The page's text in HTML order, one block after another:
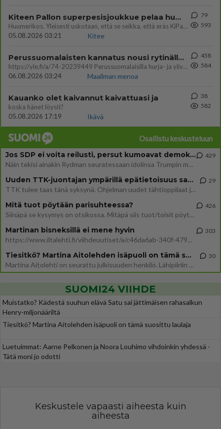
Kiteen Pallon superpesisjoukkue pelaa huumeiden vaikutuksen alaisena
Huumerikos. Yleisesti uskotaan, että se seikka, että eräs KiPan pelaaja kärähtää huumeista, on vain jäävuoren huippu. M
05.08.2026 03:21
Kitee
79
593
Perussuomalaisten kannatus nousi rytinällä Ylen tänään julkaisemassa tuoreimmassa gallup-kyselyssä.
https://yle.fi/a/74-20239449 Perussuomalaisilla hurja- ja ylivoimaisesti suurin nousu tässä uudessa Ylen gallupissa. Kyl
06.08.2026 03:24
Maailman menoa
458
584
Kauanko olet kaivannut kaivattuasi ja
koska hänet löysit?
05.08.2026 17:19
Ikävä
38
582
Osallistu keskusteluun
Jos SDP ei voita reilusti, persut kumoavat demokratian Suomesta
Näin tekisi ainakin Rydman seuratessaan idolinsa Trumpin mallia https://www.is.fi/politiikka/art-2000012187244.html
429
Uuden TTK-juontajan ympärillä epätietoisuus sakenee - Nyt MTV hämmentää soppaa
TTK tulee taas tänä syksynä. Ohjelman uudet tähtioppilaat julkistetaan torstaina 6. elokuuta klo 14 alkavassa lehdistö
29
Mitä tuot pöytään parisuhteessa?
Siinäpä se kysymys on otsikossa. Mitäpä siis tuot/toisit pöytään parisuhteessa? Oletko mies vai nainen? Koetko sen mitä
426
Martinan bisneksillä ei mene hyvin
https://www.iltalehti.fi/viihdeuutiset/a/c46da6ab-340f-4790-aaa7-0865eed2336 Yrityksen konkurssihakemus on tullut kärä
303
Tiesitkö? Martina Aitolehden isäpuoli on tämä suosittu laulaja
Martina Aitolehti on seurattu julkisuuden henkilö. Lähipiiriin mahtuu muitakin tunnettuja henkilöitä. Tiesitkö, että Ma
30
SUOMI24 VIIHDE
Muistatko? Kädestä suuhun elävä Satu sai jättimäisen rahasalkun
Henry-miljonääriltä
Tiesitkö? Martina Aitolehden isäpuoli on tämä suosittu laulaja
Luetuimmat: Aarne Pelkonen ja Noora Louhimo vihdoinkin yhdessä -
Tätä moni jo odotti
Keskustele vapaasti aiheesta kuin
aiheesta